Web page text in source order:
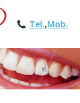
Tel.,Mob.